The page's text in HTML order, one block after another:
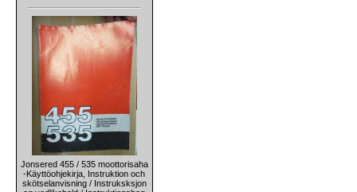
Jonsered 455 / 535 moottorisaha
-Käyttöohjekirja, Instruktion och
skötselanvisning / Instruksksjon